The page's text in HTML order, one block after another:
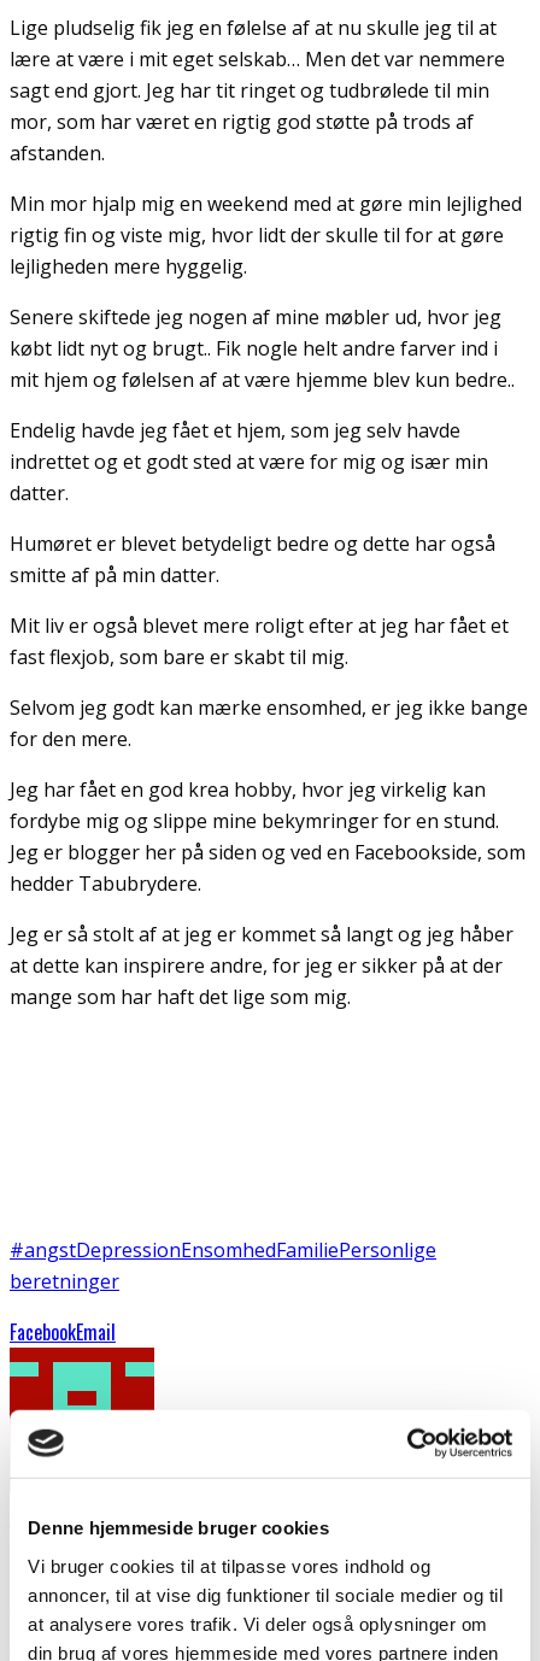
Denne hjemmeside bruger cookies
Vi bruger cookies til at tilpasse vores indhold og
annoncer, til at vise dig funktioner til sociale medier og til
at analysere vores trafik. Vi deler også oplysninger om
din brug af vores hjemmeside med vores partnere inden
Lige pludselig fik jeg en følelse af at nu skulle jeg til at
lære at være i mit eget selskab… Men det var nemmere
sagt end gjort. Jeg har tit ringet og tudbrølede til min
mor, som har været en rigtig god støtte på trods af
afstanden.
Min mor hjalp mig en weekend med at gøre min lejlighed
rigtig fin og viste mig, hvor lidt der skulle til for at gøre
lejligheden mere hyggelig.
Senere skiftede jeg nogen af mine møbler ud, hvor jeg
købt lidt nyt og brugt.. Fik nogle helt andre farver ind i
mit hjem og følelsen af at være hjemme blev kun bedre..
Endelig havde jeg fået et hjem, som jeg selv havde
indrettet og et godt sted at være for mig og især min
datter.
Humøret er blevet betydeligt bedre og dette har også
smitte af på min datter.
Mit liv er også blevet mere roligt efter at jeg har fået et
fast flexjob, som bare er skabt til mig.
Selvom jeg godt kan mærke ensomhed, er jeg ikke bange
for den mere.
Jeg har fået en god krea hobby, hvor jeg virkelig kan
fordybe mig og slippe mine bekymringer for en stund.
Jeg er blogger her på siden og ved en Facebookside, som
hedder Tabubrydere.
Jeg er så stolt af at jeg er kommet så langt og jeg håber
at dette kan inspirere andre, for jeg er sikker på at der
mange som har haft det lige som mig.
#angstDepressionEnsomhedFamiliePersonlige
beretninger
FacebookEmail
Mari-Louis
med psykiske lidelser... Bryde tabuer og håber på, at vi en
dag kan tale lige så åbnet om psykiske lidelser, som vi
gøre med fysiske sygdomme..